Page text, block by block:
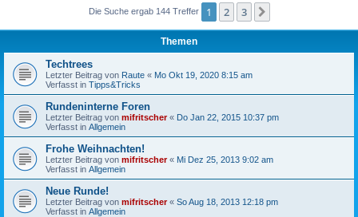
Die Suche ergab 144 Treffer 1 2 3
Themen
Techtrees
Letzter Beitrag von Raute « Mo Okt 19, 2020 8:15 am
Verfasst in Tipps&Tricks
Rundeninterne Foren
Letzter Beitrag von mifritscher« Do Jan 22, 2015 10:37 pm
Verfasst in Allgemein
Frohe Weihnachten!
Letzter Beitrag von mifritscher« Mi Dez 25, 2013 9:02 am
Verfasst in Allgemein
Neue Runde!
Letzter Beitrag von mifritscher« So Aug 18, 2013 12:18 pm
Verfasst in Allgemein